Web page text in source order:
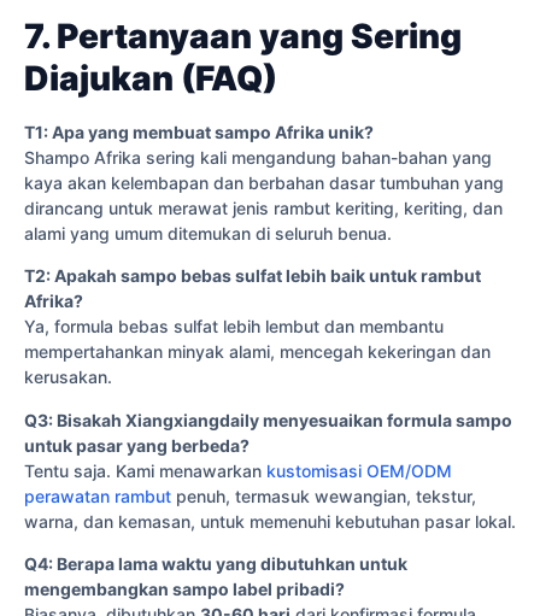
7. Pertanyaan yang Sering
Diajukan (FAQ)
T1: Apa yang membuat sampo Afrika unik?
Shampo Afrika sering kali mengandung bahan-bahan yang
kaya akan kelembapan dan berbahan dasar tumbuhan yang
dirancang untuk merawat jenis rambut keriting, keriting, dan
alami yang umum ditemukan di seluruh benua.
T2: Apakah sampo bebas sulfat lebih baik untuk rambut
Afrika?
Ya, formula bebas sulfat lebih lembut dan membantu
mempertahankan minyak alami, mencegah kekeringan dan
kerusakan.
Q3: Bisakah Xiangxiangdaily menyesuaikan formula sampo
untuk pasar yang berbeda?
Tentu saja. Kami menawarkan kustomisasi OEM/ODM
perawatan rambut penuh, termasuk wewangian, tekstur,
warna, dan kemasan, untuk memenuhi kebutuhan pasar lokal.
Q4: Berapa lama waktu yang dibutuhkan untuk
mengembangkan sampo label pribadi?